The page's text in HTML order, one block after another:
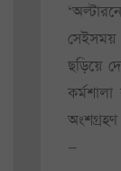
সেইসময়
ছড়িয়ে
—